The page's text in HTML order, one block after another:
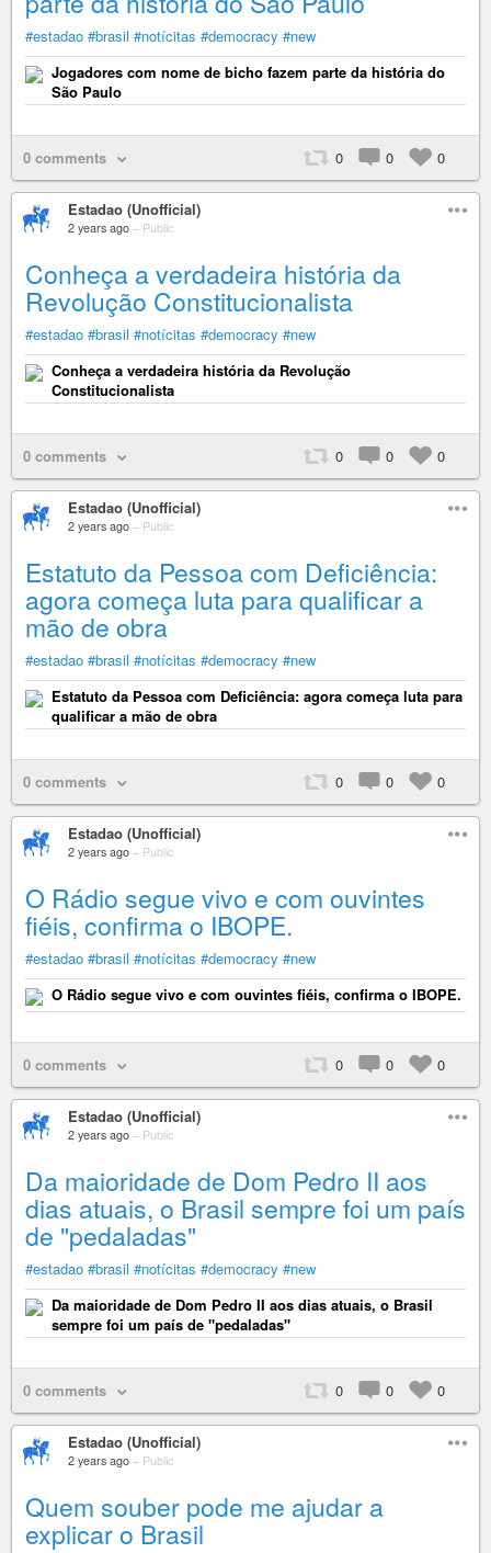
#estadao #brasil #notícitas #democracy #new
Jogadores com nome de bicho fazem parte da história do
São Paulo
0 comments 0 0 0
Estadao (Unofficial)
2 years ago – Public
Conheça a verdadeira história da
Revolução Constitucionalista
#estadao #brasil #notícitas #democracy #new
Conheça a verdadeira história da Revolução
Constitucionalista
0 comments 0 0 0
Estadao (Unofficial)
2 years ago – Public
Estatuto da Pessoa com Deficiência:
agora começa luta para qualificar a
mão de obra
#estadao #brasil #notícitas #democracy #new
Estatuto da Pessoa com Deficiência: agora começa luta para
qualificar a mão de obra
0 comments 0 0 0
Estadao (Unofficial)
2 years ago – Public
O Rádio segue vivo e com ouvintes
fiéis, confirma o IBOPE.
#estadao #brasil #notícitas #democracy #new
O Rádio segue vivo e com ouvintes fiéis, confirma o IBOPE.
0 comments 0 0 0
Estadao (Unofficial)
2 years ago – Public
Da maioridade de Dom Pedro II aos
dias atuais, o Brasil sempre foi um país
de "pedaladas"
#estadao #brasil #notícitas #democracy #new
Da maioridade de Dom Pedro II aos dias atuais, o Brasil
sempre foi um país de "pedaladas"
0 comments 0 0 0
Estadao (Unofficial)
2 years ago – Public
Quem souber pode me ajudar a
explicar o Brasil